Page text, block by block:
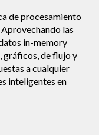
de procesamiento
las
in-memory
gráficos, de flujo y
a cualquier
inteligentes en